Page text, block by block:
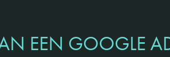
EEN GOOGLE